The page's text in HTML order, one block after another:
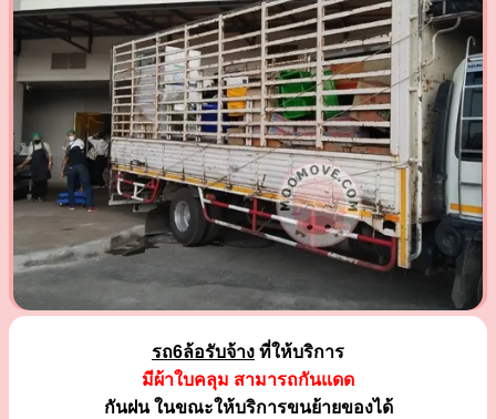
รถ6ล้อรับจ้าง ที่ให้บริการ
มีผ้าใบคลุม สามารถกันแดด
กันฝน ในขณะให้บริการขนย้ายของได้